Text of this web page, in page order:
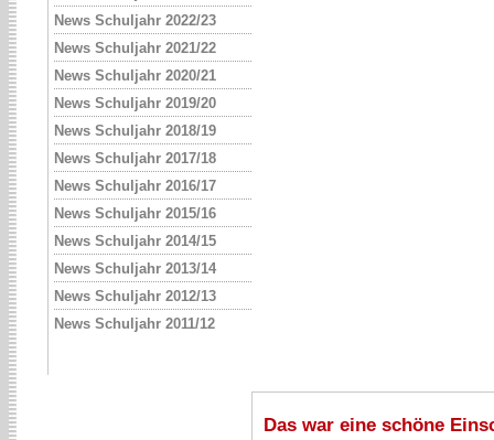
News Schuljahr 2022/23
News Schuljahr 2021/22
News Schuljahr 2020/21
News Schuljahr 2019/20
News Schuljahr 2018/19
News Schuljahr 2017/18
News Schuljahr 2016/17
News Schuljahr 2015/16
News Schuljahr 2014/15
News Schuljahr 2013/14
News Schuljahr 2012/13
News Schuljahr 2011/12
Das war eine schöne